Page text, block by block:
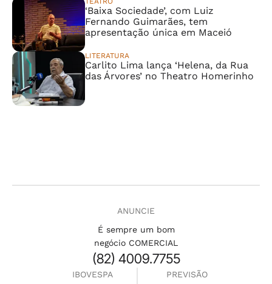
‘Baixa Sociedade’, com Luiz
Fernando Guimarães, tem
apresentação única em Maceió
LITERATURA
Carlito Lima lança ‘Helena, da Rua
das Árvores’ no Theatro Homerinho
ANUNCIE
É sempre um bom
negócio COMERCIAL
(82) 4009.7755
IBOVESPA
PREVISÃO